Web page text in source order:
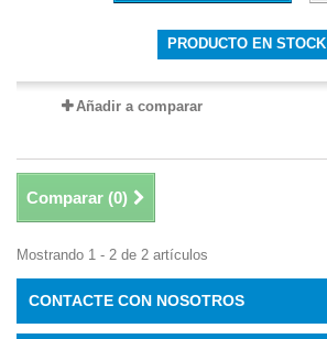
PRODUCTO EN STOCK
Añadir a comparar
Comparar (0)
Mostrando 1 - 2 de 2 artículos
CONTACTE CON NOSOTROS